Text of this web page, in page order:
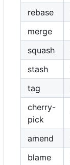
rebase
merge
squash
stash
tag
cherry-
pick
amend
blame